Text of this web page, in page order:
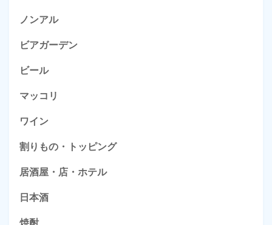
ノンアル
ビアガーデン
ビール
マッコリ
ワイン
割りもの・トッピング
居酒屋・店・ホテル
日本酒
焼酎